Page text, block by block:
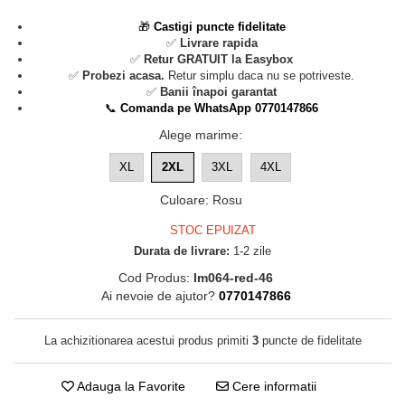
🎁 Castigi puncte fidelitate
✅ Livrare rapida
✅ Retur GRATUIT la Easybox
✅ Probezi acasa. Retur simplu daca nu se potriveste.
✅ Banii înapoi garantat
📞 Comanda pe WhatsApp 0770147866
Alege marime:
XL 2XL 3XL 4XL
Culoare: Rosu
STOC EPUIZAT
Durata de livrare: 1-2 zile
Cod Produs: lm064-red-46
Ai nevoie de ajutor? 0770147866
La achizitionarea acestui produs primiti 3puncte de fidelitate
Adauga la Favorite Cere informatii